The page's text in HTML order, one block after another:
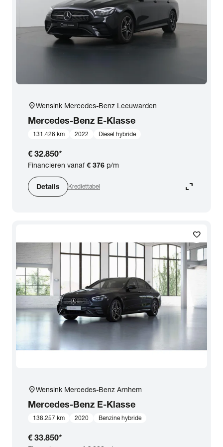
BTW (aftrekbaar) / Marge (BTW niet aftrekbaar)expand_more
Merk & Model
Mercedes-Benz close
Kilometerstand
Opties
Carrosserie
Basiskleur
Aantal deuren
location_onWensink Mercedes-Benz Leeuwarden
Mercedes-Benz E-Klasse
131.426 km 2022 Diesel hybride
€ 32.850*
Financieren vanaf€ 376 p/m
Details Krediettabel expand_content
favorite
location_onWensink Mercedes-Benz Arnhem
Mercedes-Benz E-Klasse
138.257 km 2020 Benzine hybride
€ 33.850*